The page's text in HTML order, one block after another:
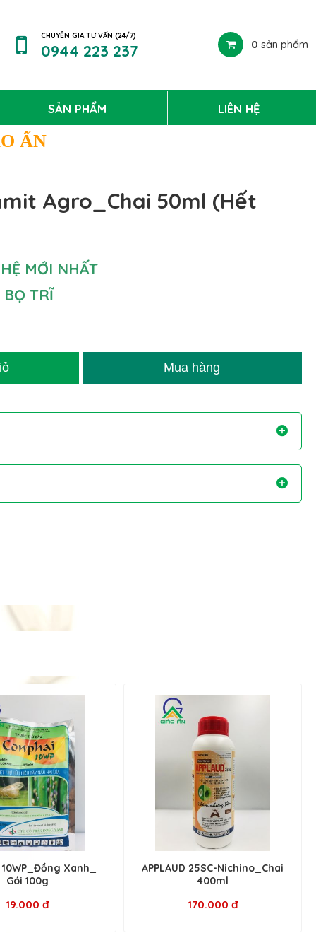
CHUYÊN GIA TƯ VẤN (24/7)
0944 223 237 0 sản phẩm
SẢN PHẨM LIÊN HỆ
ẨN
Agro_Chai 50ml (Hết
MỚI NHẤT
BỌ TRĨ
Xanh_
Gói 100g
19.000 đ
APPLAUD 25SC-Nichino_Chai
400ml
170.000 đ